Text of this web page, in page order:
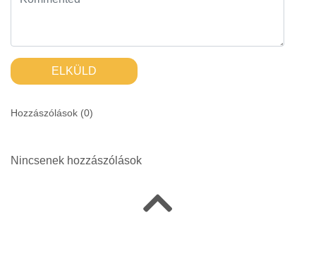
ELKÜLD
Hozzászólások (0)
Nincsenek hozzászólások